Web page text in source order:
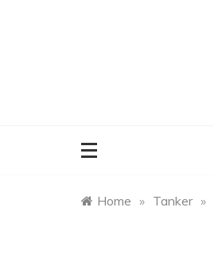
Home » Tanker »